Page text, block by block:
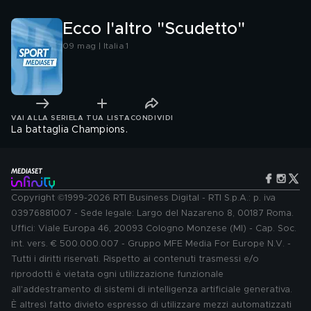
Ecco l'altro "Scudetto"
09 mag | Italia 1
VAI ALLA SERIE LA TUA LISTA CONDIVIDI
La battaglia Champions.
Copyright ©1999-2026 RTI Business Digital - RTI S.p.A.: p. iva
03976881007 - Sede legale: Largo del Nazareno 8, 00187 Roma.
Uffici: Viale Europa 46, 20093 Cologno Monzese (MI) - Cap. Soc.
int. vers. € 500.000.007 - Gruppo MFE Media For Europe N.V. -
Tutti i diritti riservati. Rispetto ai contenuti trasmessi e/o
riprodotti è vietata ogni utilizzazione funzionale
all'addestramento di sistemi di intelligenza artificiale generativa.
È altresì fatto divieto espresso di utilizzare mezzi automatizzati